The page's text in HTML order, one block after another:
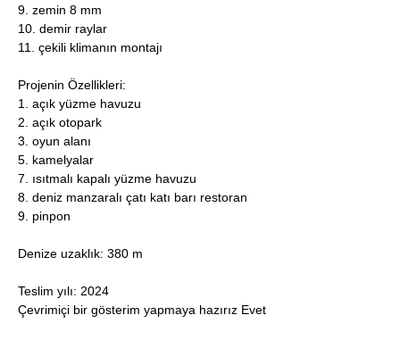
9. zemin 8 mm
10. demir raylar
11. çekili klimanın montajı
Projenin Özellikleri:
1. açık yüzme havuzu
2. açık otopark
3. oyun alanı
5. kamelyalar
7. ısıtmalı kapalı yüzme havuzu
8. deniz manzaralı çatı katı barı restoran
9. pinpon
Denize uzaklık: 380 m
Teslim yılı: 2024
Çevrimiçi bir gösterim yapmaya hazırız Evet